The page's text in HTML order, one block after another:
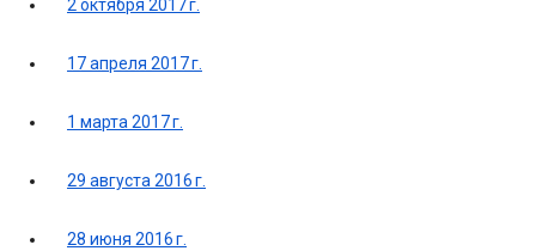
2 октября 2017 г.
17 апреля 2017 г.
1 марта 2017 г.
29 августа 2016 г.
28 июня 2016 г.